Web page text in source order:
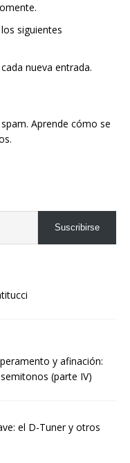
siguientes
nueva entrada.
Aprende cómo se
Suscribirse
y afinación:
(parte IV)
el D-Tuner y otros